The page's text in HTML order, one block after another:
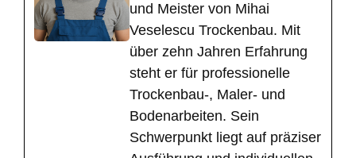
und Meister von Mihai
Veselescu Trockenbau. Mit
über zehn Jahren Erfahrung
steht er für professionelle
Trockenbau-, Maler- und
Bodenarbeiten. Sein
Schwerpunkt liegt auf präziser